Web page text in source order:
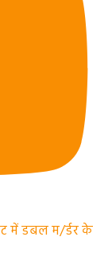
में डबल म/र्डर के